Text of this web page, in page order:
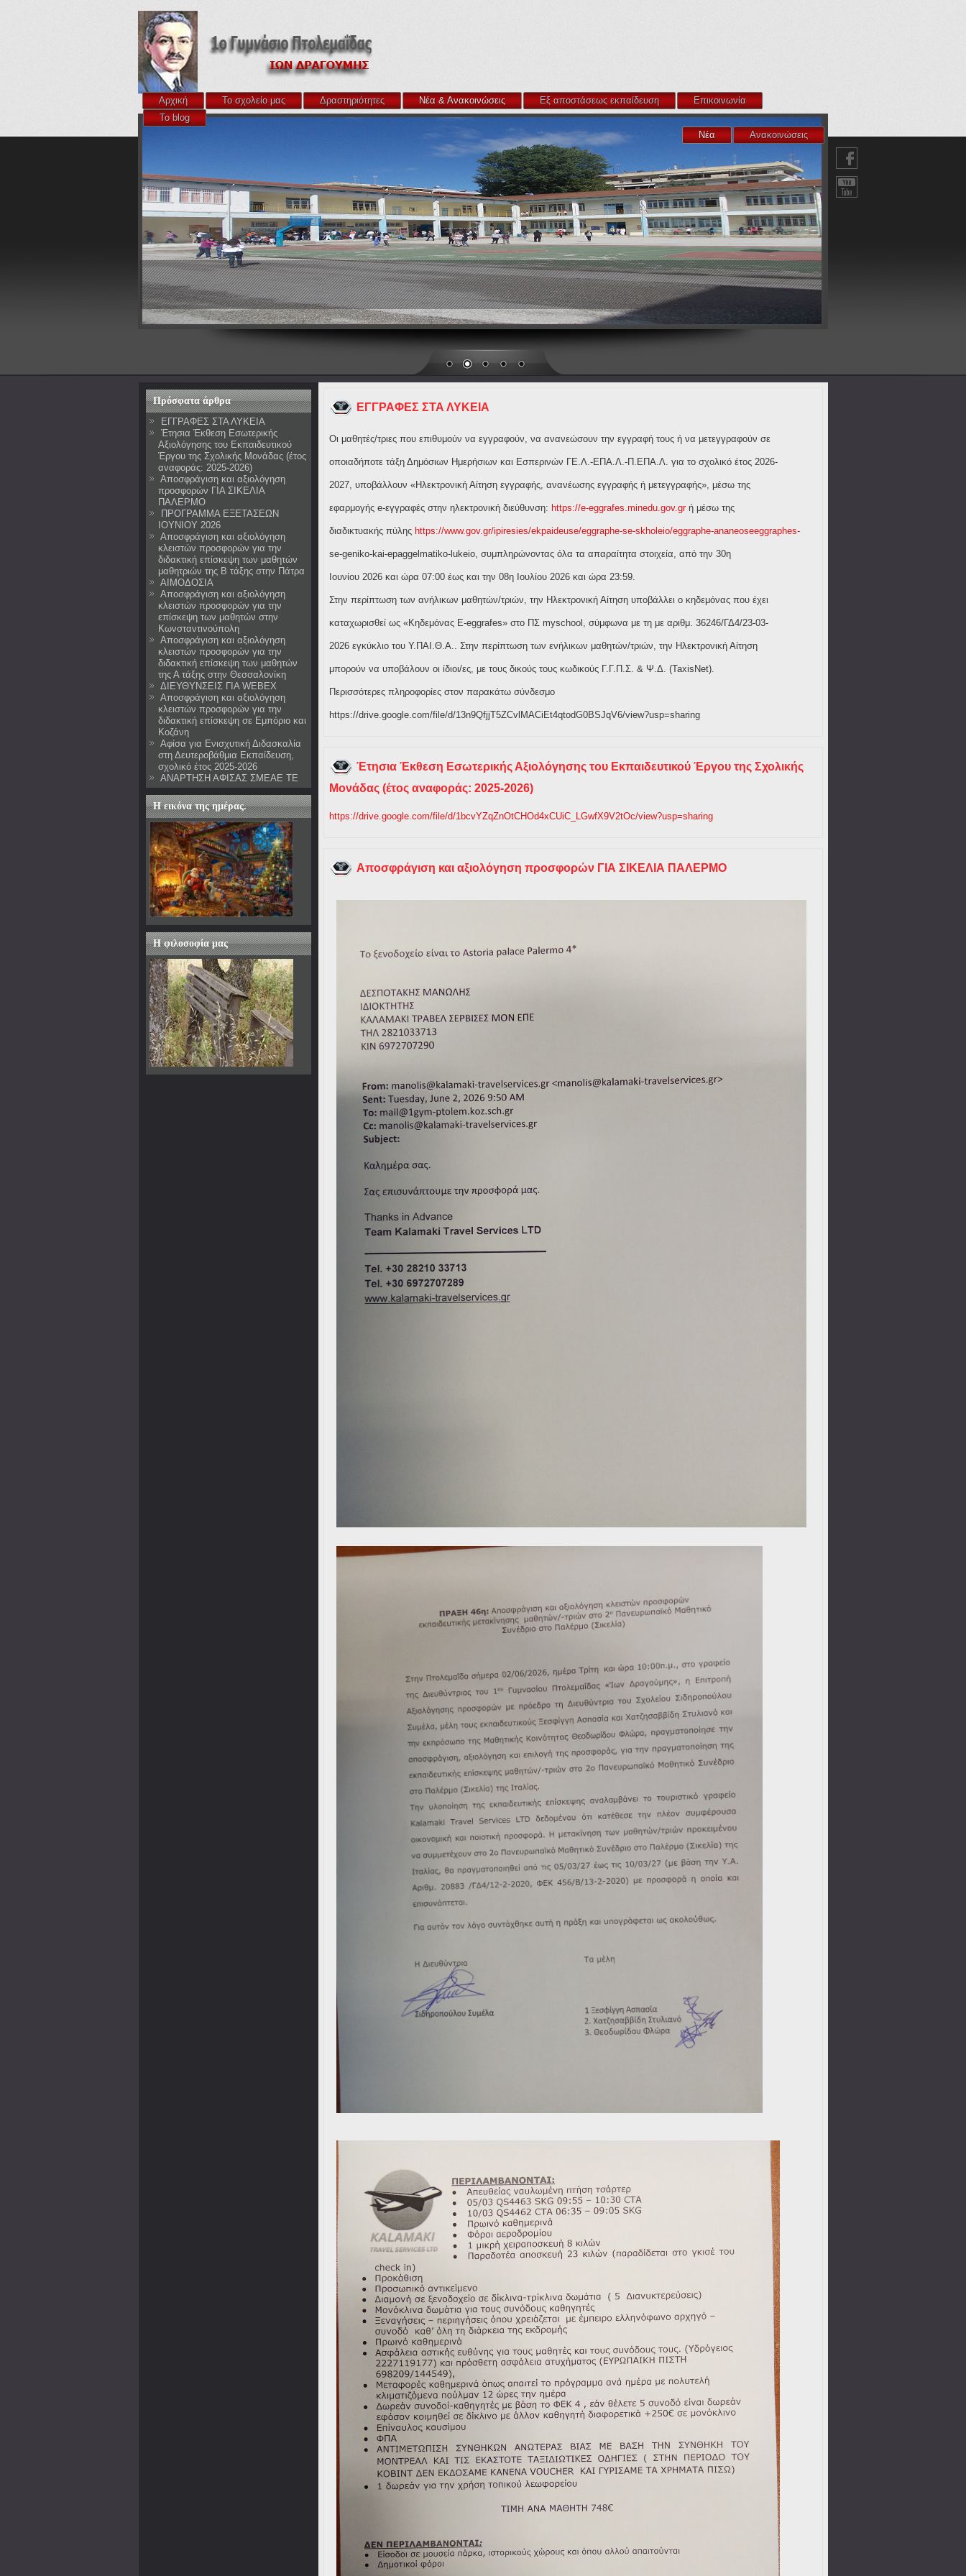
Αρχική Το σχολείο μας Δραστηριότητες Νέα & Ανακοινώσεις Εξ αποστάσεως εκπαίδευση
Επικοινωνία
Το blog
Νέα
Ανακοινώσεις
Πρόσφατα άρθρα
ΕΓΓΡΑΦΕΣ ΣΤΑ ΛΥΚΕΙΑ
Έτησια Έκθεση Εσωτερικής
Αξιολόγησης του Εκπαιδευτικού
Έργου της Σχολικής Μονάδας (έτος
αναφοράς: 2025-2026)
Αποσφράγιση και αξιολόγηση
προσφορών ΓΙΑ ΣΙΚΕΛΙΑ
ΠΑΛΕΡΜΟ
ΠΡΟΓΡΑΜΜΑ ΕΞΕΤΑΣΕΩΝ
ΙΟΥΝΙΟΥ 2026
Αποσφράγιση και αξιολόγηση
κλειστών προσφορών για την
διδακτική επίσκεψη των μαθητών
μαθητριών της Β τάξης στην Πάτρα
ΑΙΜΟΔΟΣΙΑ
Αποσφράγιση και αξιολόγηση
κλειστών προσφορών για την
επίσκεψη των μαθητών στην
Κωνσταντινούπολη
Αποσφράγιση και αξιολόγηση
κλειστών προσφορών για την
διδακτική επίσκεψη των μαθητών
της Α τάξης στην Θεσσαλονίκη
ΔΙΕΥΘΥΝΣΕΙΣ ΓΙΑ WEBEX
Αποσφράγιση και αξιολόγηση
κλειστών προσφορών για την
διδακτική επίσκεψη σε Εμπόριο και
Κοζάνη
Αφίσα για Ενισχυτική Διδασκαλία
στη Δευτεροβάθμια Εκπαίδευση,
σχολικό έτος 2025-2026
ΑΝΑΡΤΗΣΗ ΑΦΙΣΑΣ ΣΜΕΑΕ ΤΕ
Η εικόνα της ημέρας.
Η φιλοσοφία μας
ΕΓΓΡΑΦΕΣ ΣΤΑ ΛΥΚΕΙΑ
Οι μαθητές/τριες που επιθυμούν να εγγραφούν, να ανανεώσουν την εγγραφή τους ή να μετεγγραφούν σε
οποιαδήποτε τάξη Δημόσιων Ημερήσιων και Εσπερινών ΓΕ.Λ.-ΕΠΑ.Λ.-Π.ΕΠΑ.Λ. για το σχολικό έτος 2026-
2027, υποβάλλουν «Ηλεκτρονική Αίτηση εγγραφής, ανανέωσης εγγραφής ή μετεγγραφής», μέσω της
εφαρμογής e-εγγραφές στην ηλεκτρονική διεύθυνση: https://e-eggrafes.minedu.gov.grή μέσω της
διαδικτυακής πύλης https://www.gov.gr/ipiresies/ekpaideuse/eggraphe-se-skholeio/eggraphe-ananeoseeggraphes-
se-geniko-kai-epaggelmatiko-lukeio, συμπληρώνοντας όλα τα απαραίτητα στοιχεία, από την 30η
Ιουνίου 2026 και ώρα 07:00 έως και την 08η Ιουλίου 2026 και ώρα 23:59.
Στην περίπτωση των ανήλικων μαθητών/τριών, την Ηλεκτρονική Αίτηση υποβάλλει ο κηδεμόνας που έχει
καταχωρισθεί ως «Κηδεμόνας E-eggrafes» στο ΠΣ myschool, σύμφωνα με τη με αριθμ. 36246/ΓΔ4/23-03-
2026 εγκύκλιο του Υ.ΠΑΙ.Θ.Α.. Στην περίπτωση των ενήλικων μαθητών/τριών, την Ηλεκτρονική Αίτηση
μπορούν να υποβάλουν οι ίδιοι/ες, με τους δικούς τους κωδικούς Γ.Γ.Π.Σ. & Ψ.Δ. (TaxisNet).
Περισσότερες πληροφορίες στον παρακάτω σύνδεσμο
https://drive.google.com/file/d/13n9QfjjT5ZCvlMACiEt4qtodG0BSJqV6/view?usp=sharing
Έτησια Έκθεση Εσωτερικής Αξιολόγησης του Εκπαιδευτικού Έργου της Σχολικής
Μονάδας (έτος αναφοράς: 2025-2026)
https://drive.google.com/file/d/1bcvYZqZnOtCHOd4xCUiC_LGwfX9V2tOc/view?usp=sharing
Αποσφράγιση και αξιολόγηση προσφορών ΓΙΑ ΣΙΚΕΛΙΑ ΠΑΛΕΡΜΟ